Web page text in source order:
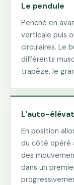
Le pendule
Penché en
verticale puis
circulaires. Le
différents
trapèze, le
L'auto-
En position
du côté opéré
des
dans un